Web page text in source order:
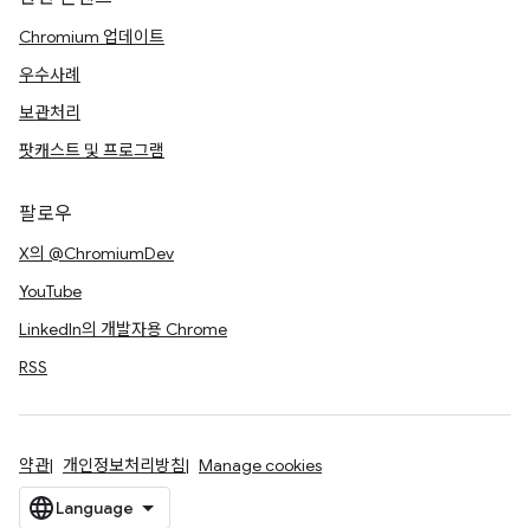
Chromium 업데이트
우수사례
보관처리
팟캐스트 및 프로그램
팔로우
X의 @ChromiumDev
YouTube
LinkedIn의 개발자용 Chrome
RSS
약관 개인정보처리방침 Manage cookies